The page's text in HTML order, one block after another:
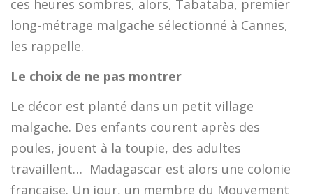
ces heures sombres, alors, Tabataba, premier
long-métrage malgache sélectionné à Cannes,
les rappelle.
Le choix de ne pas montrer
Le décor est planté dans un petit village
malgache. Des enfants courent après des
poules, jouent à la toupie, des adultes
travaillent… Madagascar est alors une colonie
française. Un jour, un membre du Mouvement